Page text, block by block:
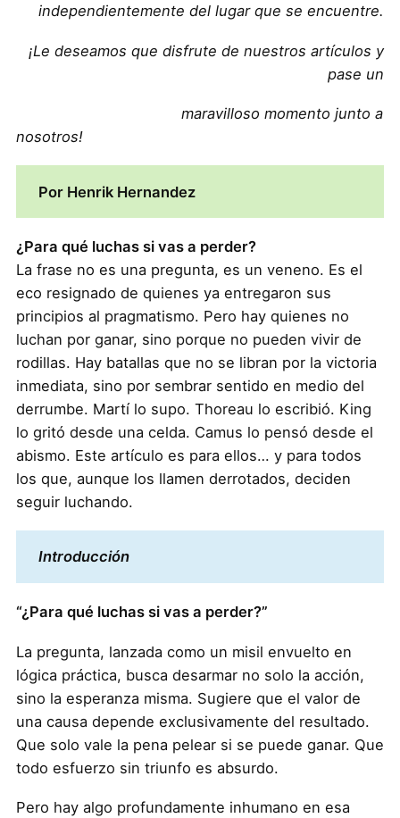
independientemente del lugar que se encuentre.
¡Le deseamos que disfrute de nuestros artículos y
pase un
maravilloso momento junto a
nosotros!
Por Henrik Hernandez
¿Para qué luchas si vas a perder?
La frase no es una pregunta, es un veneno. Es el
eco resignado de quienes ya entregaron sus
principios al pragmatismo. Pero hay quienes no
luchan por ganar, sino porque no pueden vivir de
rodillas. Hay batallas que no se libran por la victoria
inmediata, sino por sembrar sentido en medio del
derrumbe. Martí lo supo. Thoreau lo escribió. King
lo gritó desde una celda. Camus lo pensó desde el
abismo. Este artículo es para ellos… y para todos
los que, aunque los llamen derrotados, deciden
seguir luchando.
Introducción
“¿Para qué luchas si vas a perder?”
La pregunta, lanzada como un misil envuelto en
lógica práctica, busca desarmar no solo la acción,
sino la esperanza misma. Sugiere que el valor de
una causa depende exclusivamente del resultado.
Que solo vale la pena pelear si se puede ganar. Que
todo esfuerzo sin triunfo es absurdo.
Pero hay algo profundamente inhumano en esa